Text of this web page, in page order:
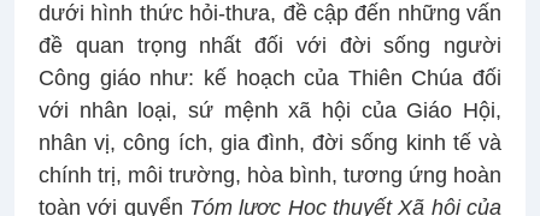
dưới hình thức hỏi-thưa, đề cập đến những vấn
đề quan trọng nhất đối với đời sống người
Công giáo như: kế hoạch của Thiên Chúa đối
với nhân loại, sứ mệnh xã hội của Giáo Hội,
nhân vị, công ích, gia đình, đời sống kinh tế và
chính trị, môi trường, hòa bình, tương ứng hoàn
toàn với quyển Tóm lược Học thuyết Xã hội của